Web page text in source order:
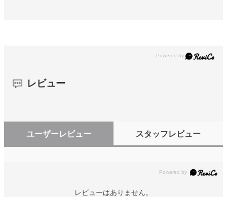
レビュー
ユーザーレビュー スタッフレビュー
レビューはありません。